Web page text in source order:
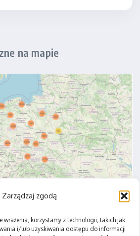
Zarządzaj zgodą
wrażenia, korzystamy z technologii, takich jak
i/lub uzyskiwania dostępu do informacji
na mapie